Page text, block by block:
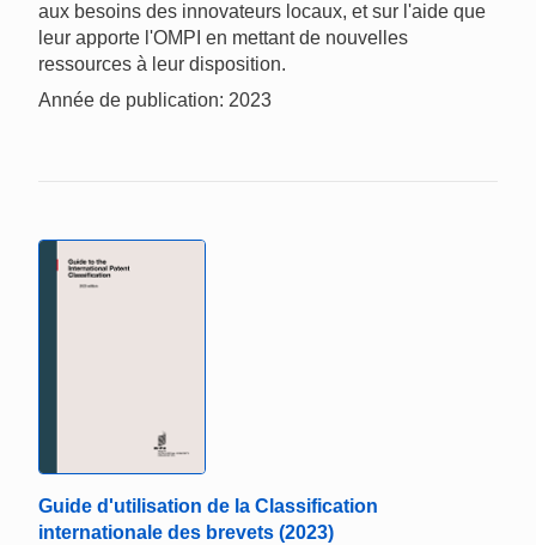
aux besoins des innovateurs locaux, et sur l'aide que
leur apporte l'OMPI en mettant de nouvelles
ressources à leur disposition.
Année de publication: 2023
Guide d'utilisation de la Classification
internationale des brevets (2023)